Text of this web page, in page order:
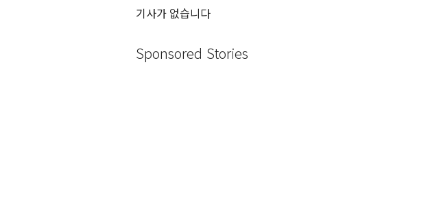
기사가 없습니다
Sponsored Stories